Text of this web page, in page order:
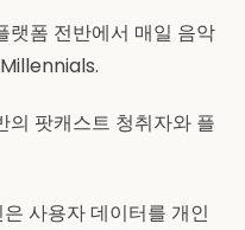
랫폼 전반에서 매일 음악
의 팟캐스트 청취자와 플
사용자 데이터를 개인